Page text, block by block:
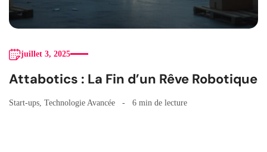
juillet 3, 2025
Attabotics : La Fin d’un Rêve Robotique
Start-ups Technologie Avancée 6 min de lecture